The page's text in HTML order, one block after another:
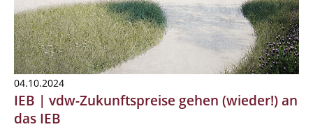
04.10.2024
IEB | vdw-Zukunftspreise gehen (wieder!) an
das IEB